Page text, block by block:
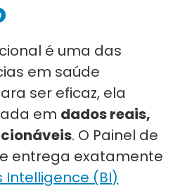
é uma das
em saúde
ser eficaz, ela
em dados reais,
. O Painel de
entrega exatamente
Intelligence (BI)